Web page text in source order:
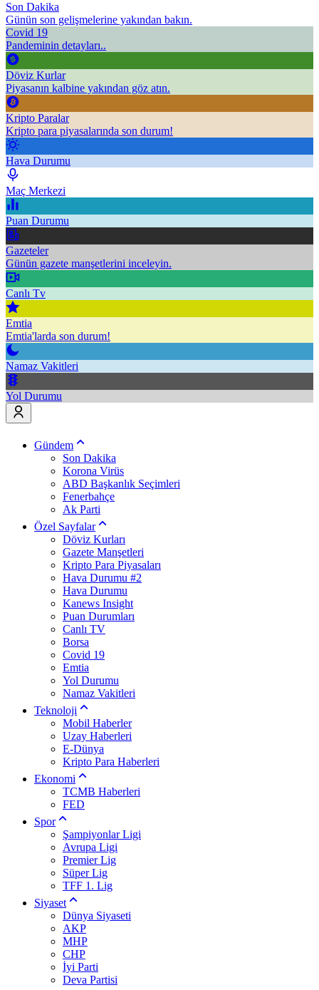
Son Dakika
Günün son gelişmelerine yakından bakın.
Covid 19
Pandeminin detayları..
Döviz Kurlar
Piyasanın kalbine yakından göz atın.
Kripto Paralar
Kripto para piyasalarında son durum!
Hava Durumu
Maç Merkezi
Puan Durumu
Gazeteler
Günün gazete manşetlerini inceleyin.
Canlı Tv
Emtia
Emtia'larda son durum!
Namaz Vakitleri
Yol Durumu
Gündem
Son Dakika
Korona Virüs
ABD Başkanlık Seçimleri
Fenerbahçe
Ak Parti
Özel Sayfalar
Döviz Kurları
Gazete Manşetleri
Kripto Para Piyasaları
Hava Durumu #2
Hava Durumu
Kanews Insight
Puan Durumları
Canlı TV
Borsa
Covid 19
Emtia
Yol Durumu
Namaz Vakitleri
Teknoloji
Mobil Haberler
Uzay Haberleri
E-Dünya
Kripto Para Haberleri
Ekonomi
TCMB Haberleri
FED
Spor
Şampiyonlar Ligi
Avrupa Ligi
Premier Lig
Süper Lig
TFF 1. Lig
Siyaset
Dünya Siyaseti
AKP
MHP
CHP
İyi Parti
Deva Partisi